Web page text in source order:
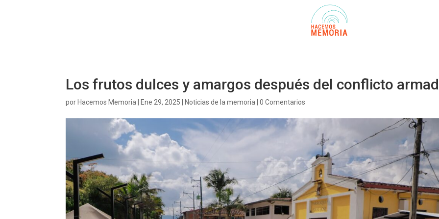
Los frutos dulces y amargos después del conflicto
por Hacemos Memoria Ene 29, 2025 Noticias de la memoria |0 Comentarios